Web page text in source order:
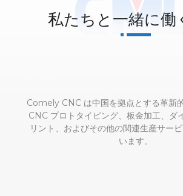
私たちと一緒に働
Comely CNC は中国を拠点とする革新
CNC プロトタイピング、板金加工、ダ
リント、およびその他の関連生産サー
います。